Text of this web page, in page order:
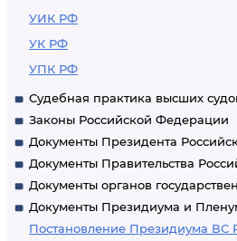
УИК РФ
УК РФ
УПК РФ
Судебная практика высших
Законы Российской Федерации
Документы Президента
Документы Правительства
Документы органов
Документы Президиума и
Постановление Президиума ВС